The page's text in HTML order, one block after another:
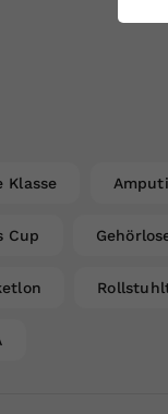
Klasse
Cup